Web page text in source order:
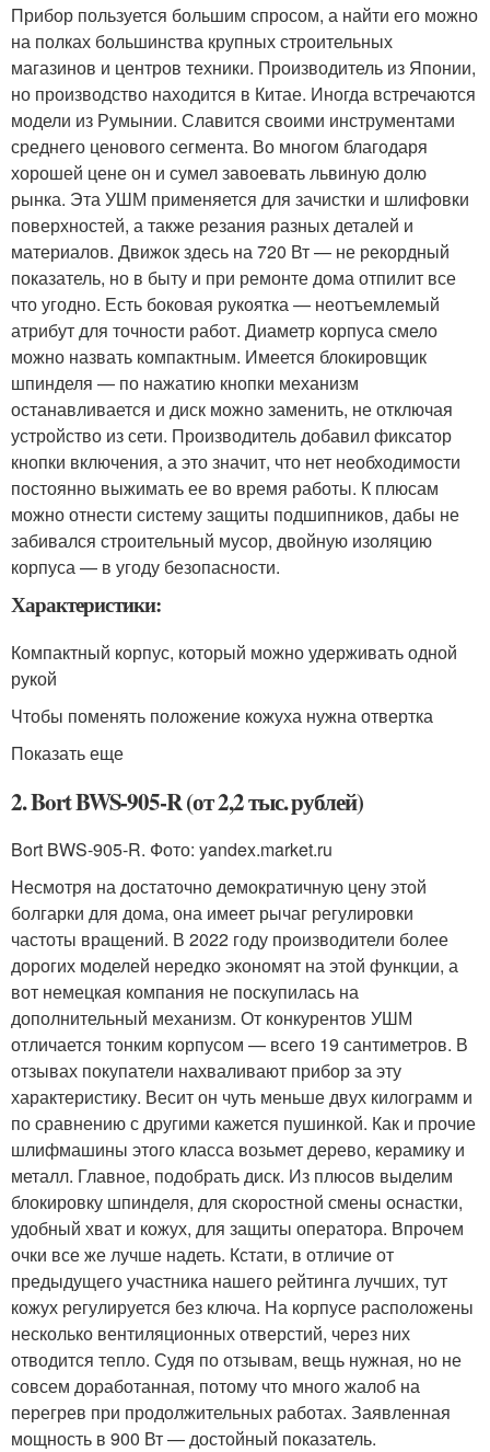
Прибор пользуется большим спросом, а найти его можно
на полках большинства крупных строительных
магазинов и центров техники. Производитель из Японии,
но производство находится в Китае. Иногда встречаются
модели из Румынии. Славится своими инструментами
среднего ценового сегмента. Во многом благодаря
хорошей цене он и сумел завоевать львиную долю
рынка. Эта УШМ применяется для зачистки и шлифовки
поверхностей, а также резания разных деталей и
материалов. Движок здесь на 720 Вт — не рекордный
показатель, но в быту и при ремонте дома отпилит все
что угодно. Есть боковая рукоятка — неотъемлемый
атрибут для точности работ. Диаметр корпуса смело
можно назвать компактным. Имеется блокировщик
шпинделя — по нажатию кнопки механизм
останавливается и диск можно заменить, не отключая
устройство из сети. Производитель добавил фиксатор
кнопки включения, а это значит, что нет необходимости
постоянно выжимать ее во время работы. К плюсам
можно отнести систему защиты подшипников, дабы не
забивался строительный мусор, двойную изоляцию
корпуса — в угоду безопасности.
Характеристики:
Компактный корпус, который можно удерживать одной
рукой
Чтобы поменять положение кожуха нужна отвертка
Показать еще
2. Bort BWS-905-R (от 2,2 тыс. рублей)
Bort BWS-905-R. Фото: yandex.market.ru
Несмотря на достаточно демократичную цену этой
болгарки для дома, она имеет рычаг регулировки
частоты вращений. В 2022 году производители более
дорогих моделей нередко экономят на этой функции, а
вот немецкая компания не поскупилась на
дополнительный механизм. От конкурентов УШМ
отличается тонким корпусом — всего 19 сантиметров. В
отзывах покупатели нахваливают прибор за эту
характеристику. Весит он чуть меньше двух килограмм и
по сравнению с другими кажется пушинкой. Как и прочие
шлифмашины этого класса возьмет дерево, керамику и
металл. Главное, подобрать диск. Из плюсов выделим
блокировку шпинделя, для скоростной смены оснастки,
удобный хват и кожух, для защиты оператора. Впрочем
очки все же лучше надеть. Кстати, в отличие от
предыдущего участника нашего рейтинга лучших, тут
кожух регулируется без ключа. На корпусе расположены
несколько вентиляционных отверстий, через них
отводится тепло. Судя по отзывам, вещь нужная, но не
совсем доработанная, потому что много жалоб на
перегрев при продолжительных работах. Заявленная
мощность в 900 Вт — достойный показатель.